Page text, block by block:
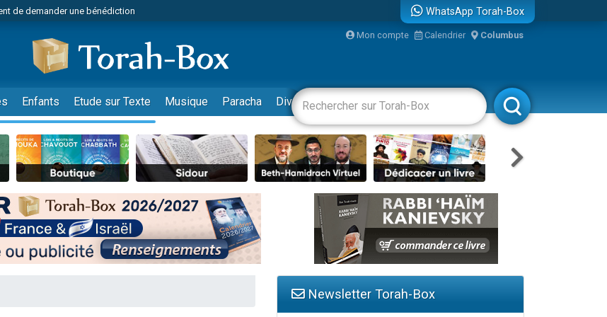
de demander une bénédiction
pour étudier en groupe sur Zoom
de faire un don pour Diane, 80 ans, dans un appartement insalubre
son Maasser
de nous rejoindre sur WhatsApp
de nous rejoindre sur WhatsApp
de faire un don pour 5 jours de vacances aux Orphelins
son Maasser
de demander une bénédiction
de nous rejoindre sur WhatsApp
de faire un don pour Sauvez la jambe de Yohan
dans Torah-Box Music
pour étudier en groupe sur Zoom
WhatsApp Torah-Box
Mon compte Calendrier Columbus
Enfants Etude sur Texte Musique Paracha Divertissements Livres Rabbanim
Newsletter Torah-Box